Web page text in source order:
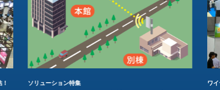
ソリューション特集 ワ